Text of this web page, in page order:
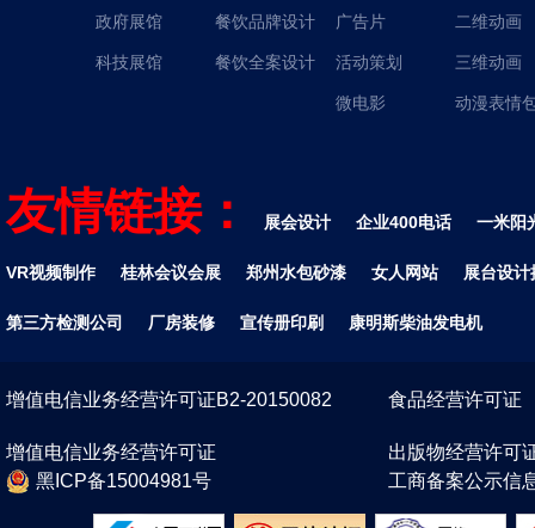
政府展馆
科技展馆
餐饮品牌设计
餐饮全案设计
广告片
活动策划
微电影
二维动画
三维动画
动漫表情
友情链接： 展会设计 企业400电话 一米阳
VR视频制作 桂林会议会展 郑州水包砂漆 女人网站 展台设计
第三方检测公司 厂房装修 宣传册印刷 康明斯柴油发电机
增值电信业务经营许可证B2-20150082 食品经营许可证
增值电信业务经营许可证
出版物经营许可
黑ICP备15004981号
工商备案公示信